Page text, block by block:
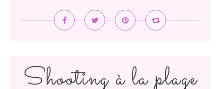
Shooting à la plage